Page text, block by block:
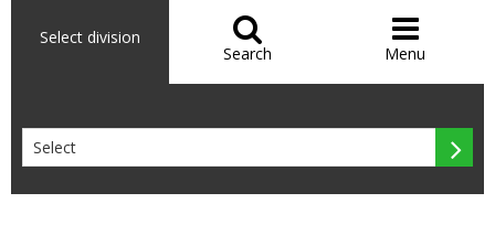
Select division 
Search

Menu
